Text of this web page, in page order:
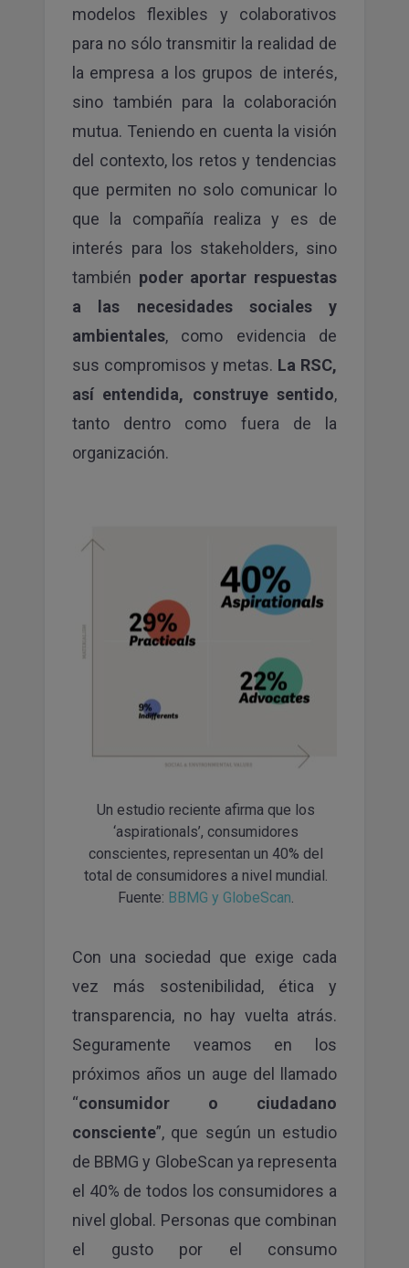
modelos flexibles y colaborativos
para no sólo transmitir la realidad de
la empresa a los grupos de interés,
sino también para la colaboración
mutua. Teniendo en cuenta la visión
del contexto, los retos y tendencias
que permiten no solo comunicar lo
que la compañía realiza y es de
interés para los stakeholders, sino
también poder aportar respuestas
a las necesidades sociales y
ambientales, como evidencia de
sus compromisos y metas. La RSC,
así entendida, construye sentido,
tanto dentro como fuera de la
organización.
Un estudio reciente afirma que los
‘aspirationals’, consumidores
conscientes, representan un 40% del
total de consumidores a nivel mundial.
Fuente: BBMG y GlobeScan.
Con una sociedad que exige cada
vez más sostenibilidad, ética y
transparencia, no hay vuelta atrás.
Seguramente veamos en los
próximos años un auge del llamado
“consumidor o ciudadano
consciente”, que según un estudio
de BBMG y GlobeScan ya representa
el 40% de todos los consumidores a
nivel global. Personas que combinan
el gusto por el consumo